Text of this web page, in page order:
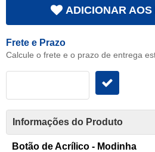
ADICIONAR AOS
Frete e Prazo
Calcule o frete e o prazo de entrega
Informações do Produto
Botão de Acrílico - Modinha